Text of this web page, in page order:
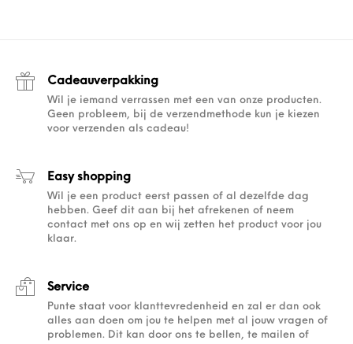
Cadeauverpakking
Wil je iemand verrassen met een van onze producten.
Geen probleem, bij de verzendmethode kun je kiezen
voor verzenden als cadeau!
Easy shopping
Wil je een product eerst passen of al dezelfde dag
hebben. Geef dit aan bij het afrekenen of neem
contact met ons op en wij zetten het product voor jou
klaar.
Service
Punte staat voor klanttevredenheid en zal er dan ook
alles aan doen om jou te helpen met al jouw vragen of
problemen. Dit kan door ons te bellen, te mailen of